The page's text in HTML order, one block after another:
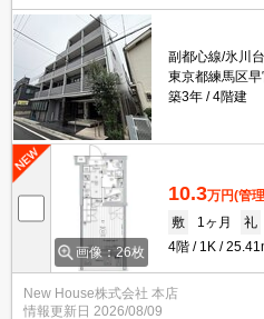
副都心線/氷川
東京都練馬区早
築3年
4階建
画像：26枚
10.3万円(管
敷
1ヶ月 礼
4階
1K
New House株式会社 本店
情報更新日 2026/08/09